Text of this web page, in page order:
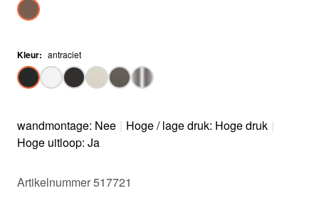
Kleur: antraciet
wandmontage: Nee | Hoge / lage druk: Hoge druk |
Hoge uitloop: Ja
Artikelnummer 517721